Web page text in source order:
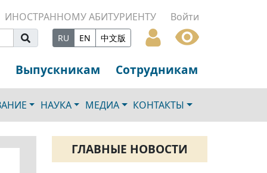
ИНОСТРАННОМУ АБИТУРИЕНТУ Войти
RU EN 中文版
Выпускникам Сотрудникам
НАУКА МЕДИА КОНТАКТЫ
ГЛАВНЫЕ НОВОСТИ